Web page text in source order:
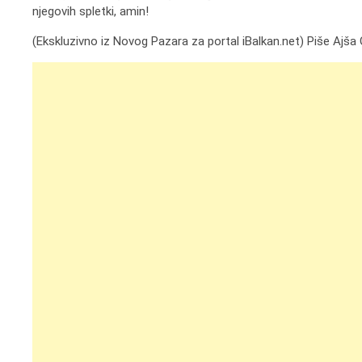
njegovih spletki, amin!
(Ekskluzivno iz Novog Pazara za portal iBalkan.net) Piše Ajša